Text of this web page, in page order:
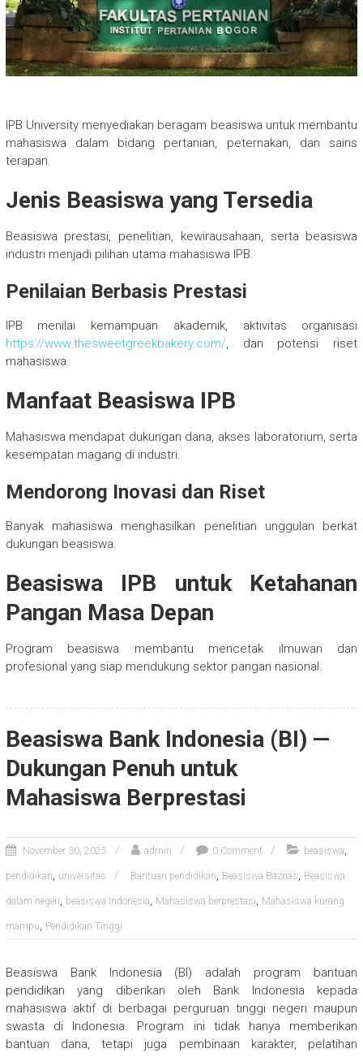
IPB University menyediakan beragam beasiswa untuk membantu
mahasiswa dalam bidang pertanian, peternakan, dan sains
terapan.
Jenis Beasiswa yang Tersedia
Beasiswa prestasi, penelitian, kewirausahaan, serta beasiswa
industri menjadi pilihan utama mahasiswa IPB.
Penilaian Berbasis Prestasi
IPB menilai kemampuan akademik, aktivitas organisasi
https://www.thesweetgreekbakery.com/, dan potensi riset
mahasiswa.
Manfaat Beasiswa IPB
Mahasiswa mendapat dukungan dana, akses laboratorium, serta
kesempatan magang di industri.
Mendorong Inovasi dan Riset
Banyak mahasiswa menghasilkan penelitian unggulan berkat
dukungan beasiswa.
Beasiswa IPB untuk Ketahanan
Pangan Masa Depan
Program beasiswa membantu mencetak ilmuwan dan
profesional yang siap mendukung sektor pangan nasional.
Beasiswa Bank Indonesia (BI) —
Dukungan Penuh untuk
Mahasiswa Berprestasi
November 30, 2025 admin 0 Comment beasiswa,
pendidikan, universitas Bantuan pendidikan, Beasiswa Baznas, Beasiswa
dalam negeri, beasiswa Indonesia, Mahasiswa berprestasi, Mahasiswa kurang
mampu, Pendidikan Tinggi
Beasiswa Bank Indonesia (BI) adalah program bantuan
pendidikan yang diberikan oleh Bank Indonesia kepada
mahasiswa aktif di berbagai perguruan tinggi negeri maupun
swasta di Indonesia. Program ini tidak hanya memberikan
bantuan dana, tetapi juga pembinaan karakter, pelatihan